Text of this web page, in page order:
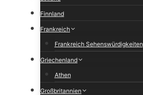
Finnland
Frankreich
Frankreich Sehenswürdigkeiten
Griechenland
Athen
Großbritannien